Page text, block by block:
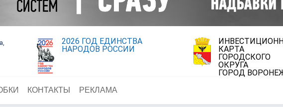
2026 ГОД ЕДИНСТВА
НАРОДОВ РОССИИ
КАРТА
ГОРОДСКОГО
ОКРУГА
ГОРОД
КОНТАКТЫ РЕКЛАМА